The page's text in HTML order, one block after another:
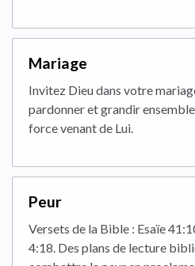
Mariage
Invitez Dieu dans votre
pardonner et grandir
force venant de Lui.
Peur
Versets de la Bible : Esaïe
4:18. Des plans de lecture